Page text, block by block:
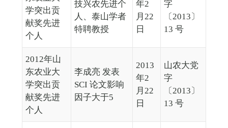
学突出贡
献奖先进
个人
技兴农先进个
人、泰山学者
特聘教授
年2
月22
日
字
〔2013〕
13 号
2012年山
东农业大
学突出贡
献奖先进
个人
李成亮 发表
SCI 论文影响
因子大于5
2013
年2
月22
日
山农大党
字
〔2013〕
13 号